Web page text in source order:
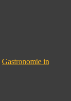
Gastronomie in